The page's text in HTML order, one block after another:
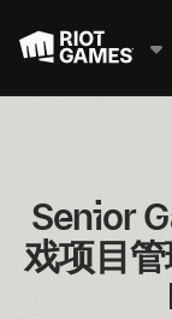
Senior
戏项目